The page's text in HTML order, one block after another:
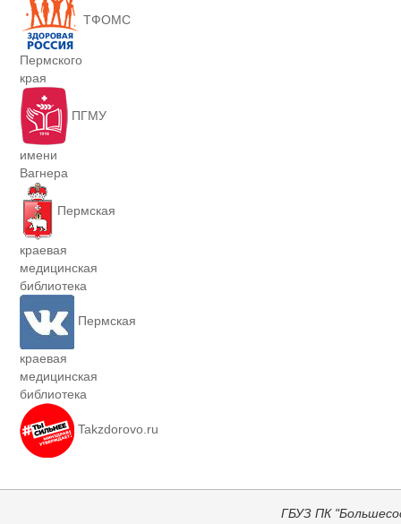
ТФОМС
Пермского
края
ПГМУ
имени
Вагнера
Пермская
краевая
медицинская
библиотека
Пермская
краевая
медицинская
библиотека
Takzdorovo.ru
ГБУЗ ПК